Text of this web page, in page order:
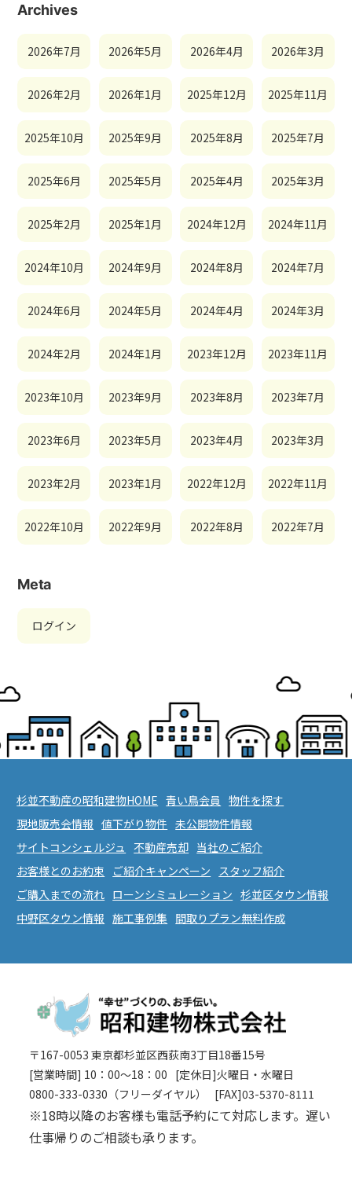
Archives
2026年7月 2026年5月 2026年4月 2026年3月
2026年2月 2026年1月 2025年12月 2025年11月
2025年10月 2025年9月 2025年8月 2025年7月
2025年6月 2025年5月 2025年4月 2025年3月
2025年2月 2025年1月 2024年12月 2024年11月
2024年10月 2024年9月 2024年8月 2024年7月
2024年6月 2024年5月 2024年4月 2024年3月
2024年2月 2024年1月 2023年12月 2023年11月
2023年10月 2023年9月 2023年8月 2023年7月
2023年6月 2023年5月 2023年4月 2023年3月
2023年2月 2023年1月 2022年12月 2022年11月
2022年10月 2022年9月 2022年8月 2022年7月
Meta
ログイン
杉並不動産の昭和建物HOME 青い鳥会員
物件を探す
現地販売会情報 値下がり物件 未公開物件情報
サイトコンシェルジュ
不動産売却 当社のご紹介
お客様とのお約束
ご紹介キャンペーン スタッフ紹介
ご購入までの流れ ローンシミュレーション 杉並区タウン情報
中野区タウン情報 施工事例集 間取りプラン無料作成
〒167-0053 東京都杉並区西荻南3丁目18番15号
[営業時間] 10：00〜18：00 [定休日]火曜日・水曜日
0800-333-0330（フリーダイヤル）
[FAX]03-5370-8111
※18時以降のお客様も電話予約にて対応します。遅い
仕事帰りのご相談も承ります。